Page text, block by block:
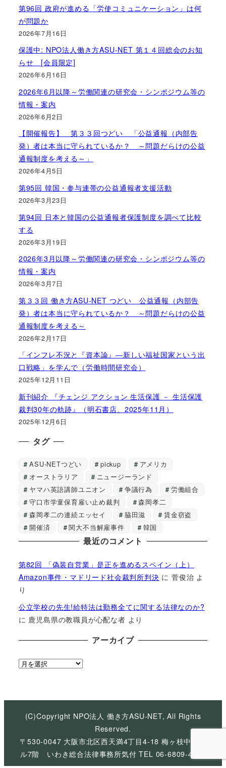
第96回 政府が進める「労使コミュニケーション」は何
が問題か
2026年7月16日
保護中: NPO法人働き方ASU-NET 第１４回総会のお知
らせ [会員限定]
2026年6月16日
2026年6月以降～労働関連の研究会・シンポジウム等の
情報・案内
2026年6月2日
【開催報告】 第３３回つどい 「公益通報（内部告
発）者は本当に守られているか？ ～問題だらけの公益
通報制度を考える～」
2026年4月5日
第95回 韓国・参与連帯の公益通報者支援活動
2026年3月23日
第94回 日本と韓国の公益通報者保護制度を調べて比較
する
2026年3月19日
2026年3月以降～労働関連の研究会・シンポジウム等の
情報・案内
2026年3月7日
第３３回 働き方ASU-NET つどい 公益通報（内部告
発）者は本当に守られているか？ ～問題だらけの公益
通報制度を考える～
2026年2月17日
「インフレ不況と『資本論』―新しい福祉国家という出
口戦略」を学んで（労働時間研究会）
2025年12月11日
新刊紹介 『チェンジ アクション 生活保護 － 生活保護
裁判30年の軌跡』（明石書店、2025年11月）
2025年12月6日
タグ
ASU-NETつどい pickup
アメリカ
オーストラリア
ニュージーランド
ヤマハ英語講師ユニオン
争議行為
労働組合
守口市学童保育雇い止め裁判
森岡孝二
森岡孝二の連続エッセイ
脇田滋
賃金窃盗
開催済
関大不当解雇事件 韓国
最近のコメント
第82回 「偽装自営業」是正を進めるスペイン（上）
Amazon事件・マドリード社会裁判所判決 に菅俊治 よ
り
公立学校の先生!給特法は勤務全てに関する法律なのか?
に 鹿児島県の教職員が心配な者 より
アーカイブ
ア
イ
(C)Copyright NPO法人 働き方ASU-NET, All Rights
Reserved.
〒530-0047 大阪市北区西天満4丁目4-18 梅ヶ枝中央ビ
ル7階 いわき総合法律事務所気付 TEL 06-6809-4926